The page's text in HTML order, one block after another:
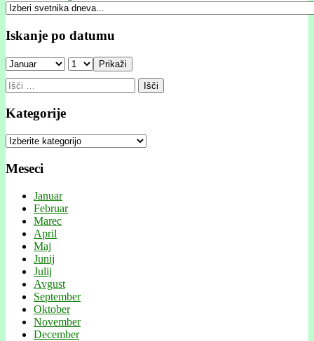
Iskanje po datumu
Prikaži
Išči:
Kategorije
Kategorije
Meseci
Januar
Februar
Marec
April
Maj
Junij
Julij
Avgust
September
Oktober
November
December